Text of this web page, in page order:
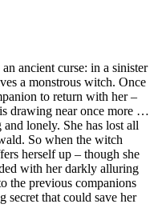
ancient curse: in a sinister
a monstrous witch. Once
to return with her –
drawing near once more …
lonely. She has lost all
So when the witch
herself up – though she
with her darkly alluring
the previous companions
secret that could save her